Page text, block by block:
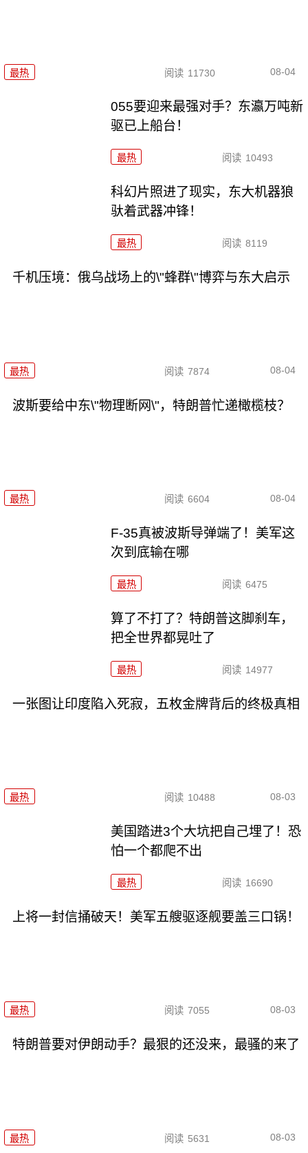
最热 阅读 11730 08-04
055要迎来最强对手？东瀛万吨新
驱已上船台！
最热 阅读 10493
科幻片照进了现实，东大机器狼
驮着武器冲锋！
最热 阅读 8119
千机压境：俄乌战场上的\"蜂群\"博弈与东大启示
最热 阅读 7874 08-04
波斯要给中东\"物理断网\"，特朗普忙递橄榄枝？
最热 阅读 6604 08-04
F-35真被波斯导弹端了！美军这
次到底输在哪
最热 阅读 6475
算了不打了？特朗普这脚刹车，
把全世界都晃吐了
最热 阅读 14977
一张图让印度陷入死寂，五枚金牌背后的终极真相
最热 阅读 10488 08-03
美国踏进3个大坑把自己埋了！恐
怕一个都爬不出
最热 阅读 16690
上将一封信捅破天！美军五艘驱逐舰要盖三口锅！
最热 阅读 7055 08-03
特朗普要对伊朗动手？最狠的还没来，最骚的来了
最热 阅读 5631 08-03